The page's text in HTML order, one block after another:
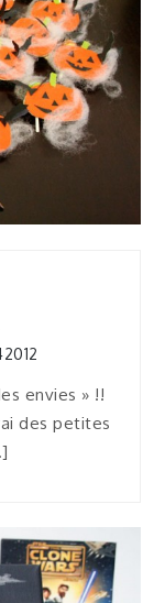
envies » !!
des petites